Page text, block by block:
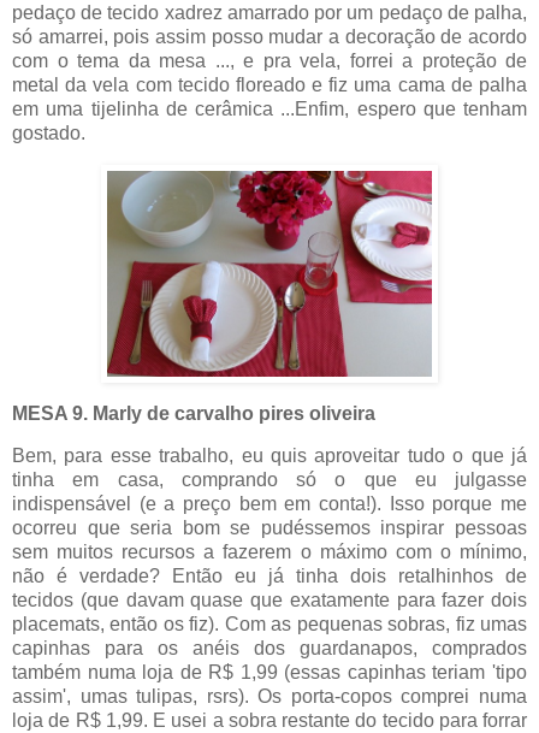
pedaço de tecido xadrez amarrado por um pedaço de palha,
só amarrei, pois assim posso mudar a decoração de acordo
com o tema da mesa ..., e pra vela, forrei a proteção de
metal da vela com tecido floreado e fiz uma cama de palha
em uma tijelinha de cerâmica ...Enfim, espero que tenham
gostado.
MESA 9. Marly de carvalho pires oliveira
Bem, para esse trabalho, eu quis aproveitar tudo o que já
tinha em casa, comprando só o que eu julgasse
indispensável (e a preço bem em conta!). Isso porque me
ocorreu que seria bom se pudéssemos inspirar pessoas
sem muitos recursos a fazerem o máximo com o mínimo,
não é verdade? Então eu já tinha dois retalhinhos de
tecidos (que davam quase que exatamente para fazer dois
placemats, então os fiz). Com as pequenas sobras, fiz umas
capinhas para os anéis dos guardanapos, comprados
também numa loja de R$ 1,99 (essas capinhas teriam 'tipo
assim', umas tulipas, rsrs). Os porta-copos comprei numa
loja de R$ 1,99. E usei a sobra restante do tecido para forrar